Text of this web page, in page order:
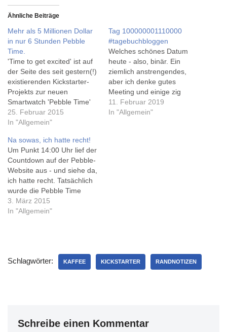
Ähnliche Beiträge
Mehr als 5 Millionen Dollar
in nur 6 Stunden Pebble
Time.
'Time to get excited' ist auf
der Seite des seit gestern(!)
existierenden Kickstarter-
Projekts zur neuen
Smartwatch 'Pebble Time'
zu lesen. Kaum jemand
konnte ahnen, dass man
wörtlich nehmen muss. Die
erforderlichen 500.000
Dollar waren in nur 32
Minuten erreicht. In weniger
als einer Stunde hatten
Fans…
25. Februar 2015
In "Allgemein"
Tag 100000001110000
#tagebuchbloggen
Welches schönes Datum
heute - also, binär. Ein
ziemlich anstrengendes,
aber ich denke gutes
Meeting und einige zig
Mails später hatte ich
Feierabend und habe noch
11. Februar 2019
In "Allgemein"
Na sowas, ich hatte recht!
Um Punkt 14:00 Uhr lief der
Countdown auf der Pebble-
Website aus - und siehe da,
ich hatte recht. Tatsächlich
wurde die Pebble Time
Steel vorgestellt.
https://twitter.com/011i/statu
das unter der Last des
Ansturms wohl (wie schon
3. März 2015
In "Allgemein"
Schlagwörter: KAFFEE KICKSTARTER RANDNOTIZEN
Schreibe einen Kommentar